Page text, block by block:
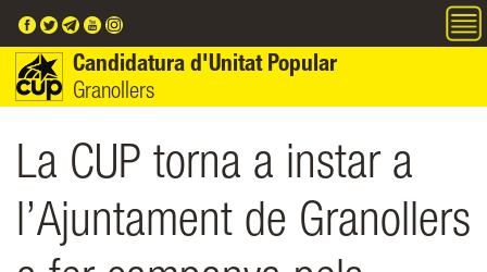
Candidatura d'Unitat Popular
Granollers
La CUP torna a instar a
l’Ajuntament de Granollers